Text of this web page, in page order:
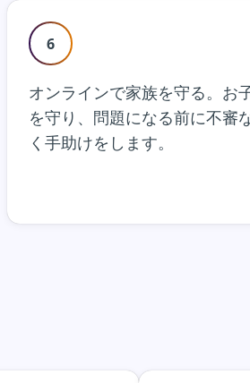
6
オンラインで家族を守る。お
を守り、問題になる前に不審
く手助けをします。